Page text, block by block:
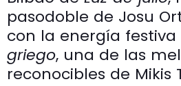
pasodoble de Josu
con la energía festiva
griego, una de las
reconocibles de Mikis